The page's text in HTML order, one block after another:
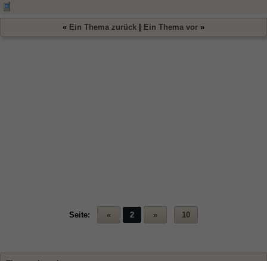
« Ein Thema zurück | Ein Thema vor »
Seite: « 2 » 10